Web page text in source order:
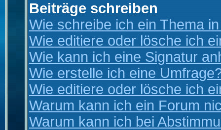
Beiträge schreiben
Wie schreibe ich ein Thema
Wie editiere oder lösche ich
Wie kann ich eine Signatur
Wie erstelle ich eine
Wie editiere oder lösche ich
Warum kann ich ein Forum
Warum kann ich bei